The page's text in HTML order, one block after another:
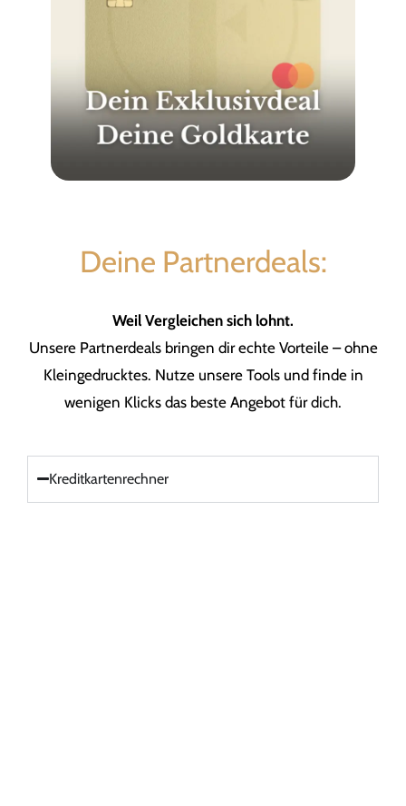
Deine Partnerdeals:
Weil Vergleichen sich lohnt.
Unsere Partnerdeals bringen dir echte Vorteile – ohne
Kleingedrucktes. Nutze unsere Tools und finde in
wenigen Klicks das beste Angebot für dich.
Kreditkartenrechner